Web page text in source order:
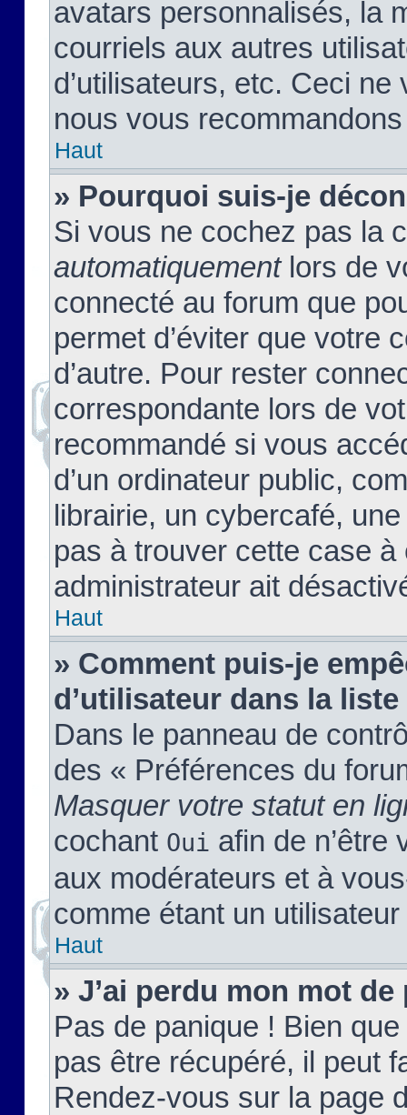
avatars personnalisés, la
courriels aux autres
d’utilisateurs, etc. Ceci
nous vous
Haut
» Pourquoi suis-je
Si vous ne cochez pas la
automatiquementlors de
connecté au forum que
permet d’éviter que votre
d’autre. Pour rester
correspondante lors de
recommandé si vous
d’un ordinateur public,
librairie, un cybercafé,
pas à trouver cette case à
administrateur ait
Haut
» Comment puis-je
d’utilisateur dans la
Dans le panneau de
des « Préférences du
Masquer votre statut en
cochant Oui afin de n’être
aux modérateurs et à
comme étant un
Haut
» J’ai perdu mon mot de
Pas de panique ! Bien
pas être récupéré, il peut
Rendez-vous sur la page